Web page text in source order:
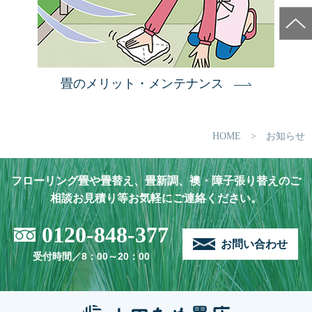
畳のメリット・メンテナンス
HOME > お知らせ
フローリング畳や畳替え、畳新調、襖・障子張り替えのご
相談お見積り等お気軽にご連絡ください。
0120-848-377
受付時間／8：00～20：00
お問い合わせ